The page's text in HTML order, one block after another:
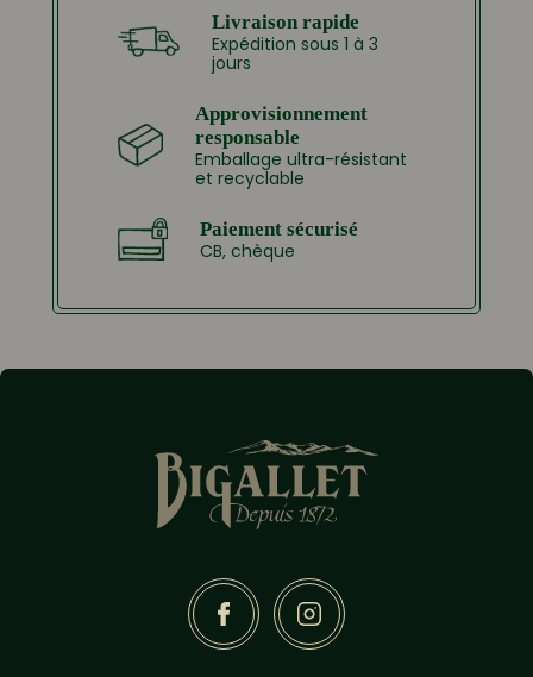
Livraison rapide
Expédition sous 1 à 3
jours
Approvisionnement
responsable
Emballage ultra-résistant
et recyclable
Paiement sécurisé
CB, chèque